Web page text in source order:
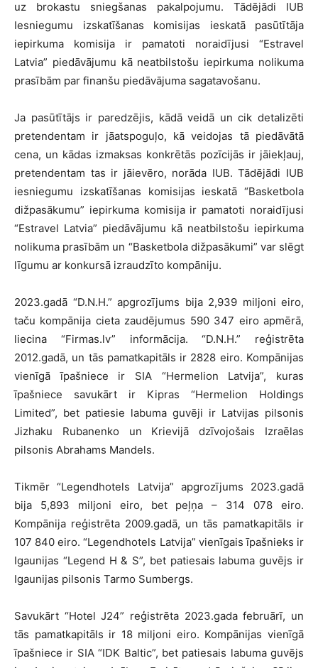
uz brokastu sniegšanas pakalpojumu. Tādējādi IUB
Iesniegumu izskatīšanas komisijas ieskatā pasūtītāja
iepirkuma komisija ir pamatoti noraidījusi “Estravel
Latvia” piedāvājumu kā neatbilstošu iepirkuma nolikuma
prasībām par finanšu piedāvājuma sagatavošanu.
Ja pasūtītājs ir paredzējis, kādā veidā un cik detalizēti
pretendentam ir jāatspoguļo, kā veidojas tā piedāvātā
cena, un kādas izmaksas konkrētās pozīcijās ir jāiekļauj,
pretendentam tas ir jāievēro, norāda IUB. Tādējādi IUB
iesniegumu izskatīšanas komisijas ieskatā “Basketbola
dižpasākumu” iepirkuma komisija ir pamatoti noraidījusi
“Estravel Latvia” piedāvājumu kā neatbilstošu iepirkuma
nolikuma prasībām un “Basketbola dižpasākumi” var slēgt
līgumu ar konkursā izraudzīto kompāniju.
2023.gadā “D.N.H.” apgrozījums bija 2,939 miljoni eiro,
taču kompānija cieta zaudējumus 590 347 eiro apmērā,
liecina “Firmas.lv” informācija. “D.N.H.” reģistrēta
2012.gadā, un tās pamatkapitāls ir 2828 eiro. Kompānijas
vienīgā īpašniece ir SIA “Hermelion Latvija”, kuras
īpašniece savukārt ir Kipras “Hermelion Holdings
Limited”, bet patiesie labuma guvēji ir Latvijas pilsonis
Jizhaku Rubanenko un Krievijā dzīvojošais Izraēlas
pilsonis Abrahams Mandels.
Tikmēr “Legendhotels Latvija” apgrozījums 2023.gadā
bija 5,893 miljoni eiro, bet peļņa – 314 078 eiro.
Kompānija reģistrēta 2009.gadā, un tās pamatkapitāls ir
107 840 eiro. “Legendhotels Latvija” vienīgais īpašnieks ir
Igaunijas “Legend H & S”, bet patiesais labuma guvējs ir
Igaunijas pilsonis Tarmo Sumbergs.
Savukārt “Hotel J24” reģistrēta 2023.gada februārī, un
tās pamatkapitāls ir 18 miljoni eiro. Kompānijas vienīgā
īpašniece ir SIA “IDK Baltic”, bet patiesais labuma guvējs